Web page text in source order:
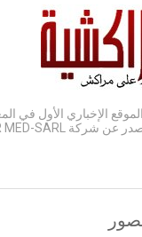
الإخباري الأول في